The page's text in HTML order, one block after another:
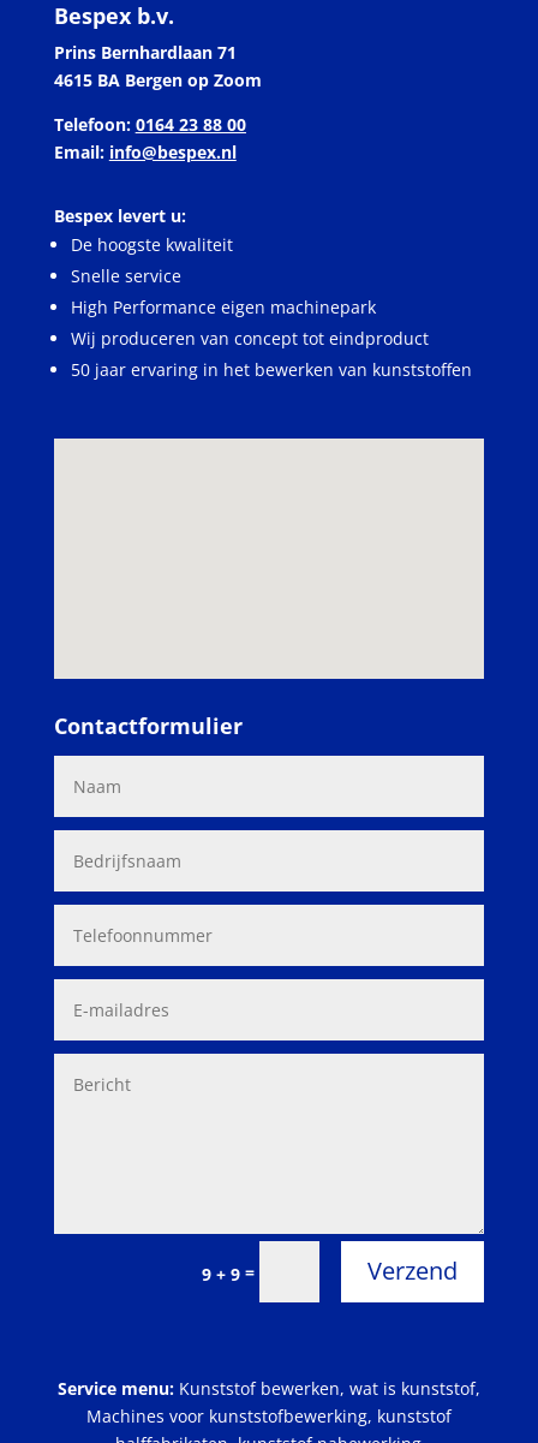
Bespex b.v.
Prins Bernhardlaan 71
4615 BA Bergen op Zoom
Telefoon: 0164 23 88 00
Email: info@bespex.nl
Bespex levert u:
De hoogste kwaliteit
Snelle service
High Performance eigen machinepark
Wij produceren van concept tot eindproduct
50 jaar ervaring in het bewerken van kunststoffen
Contactformulier
9 + 9 = Verzend
Service menu: Kunststof bewerken, wat is kunststof,
Machines voor kunststofbewerking, kunststof